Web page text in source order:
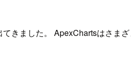
きました。 ApexChartsはさま